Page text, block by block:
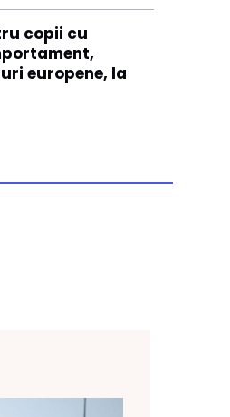
copii cu
europene, la